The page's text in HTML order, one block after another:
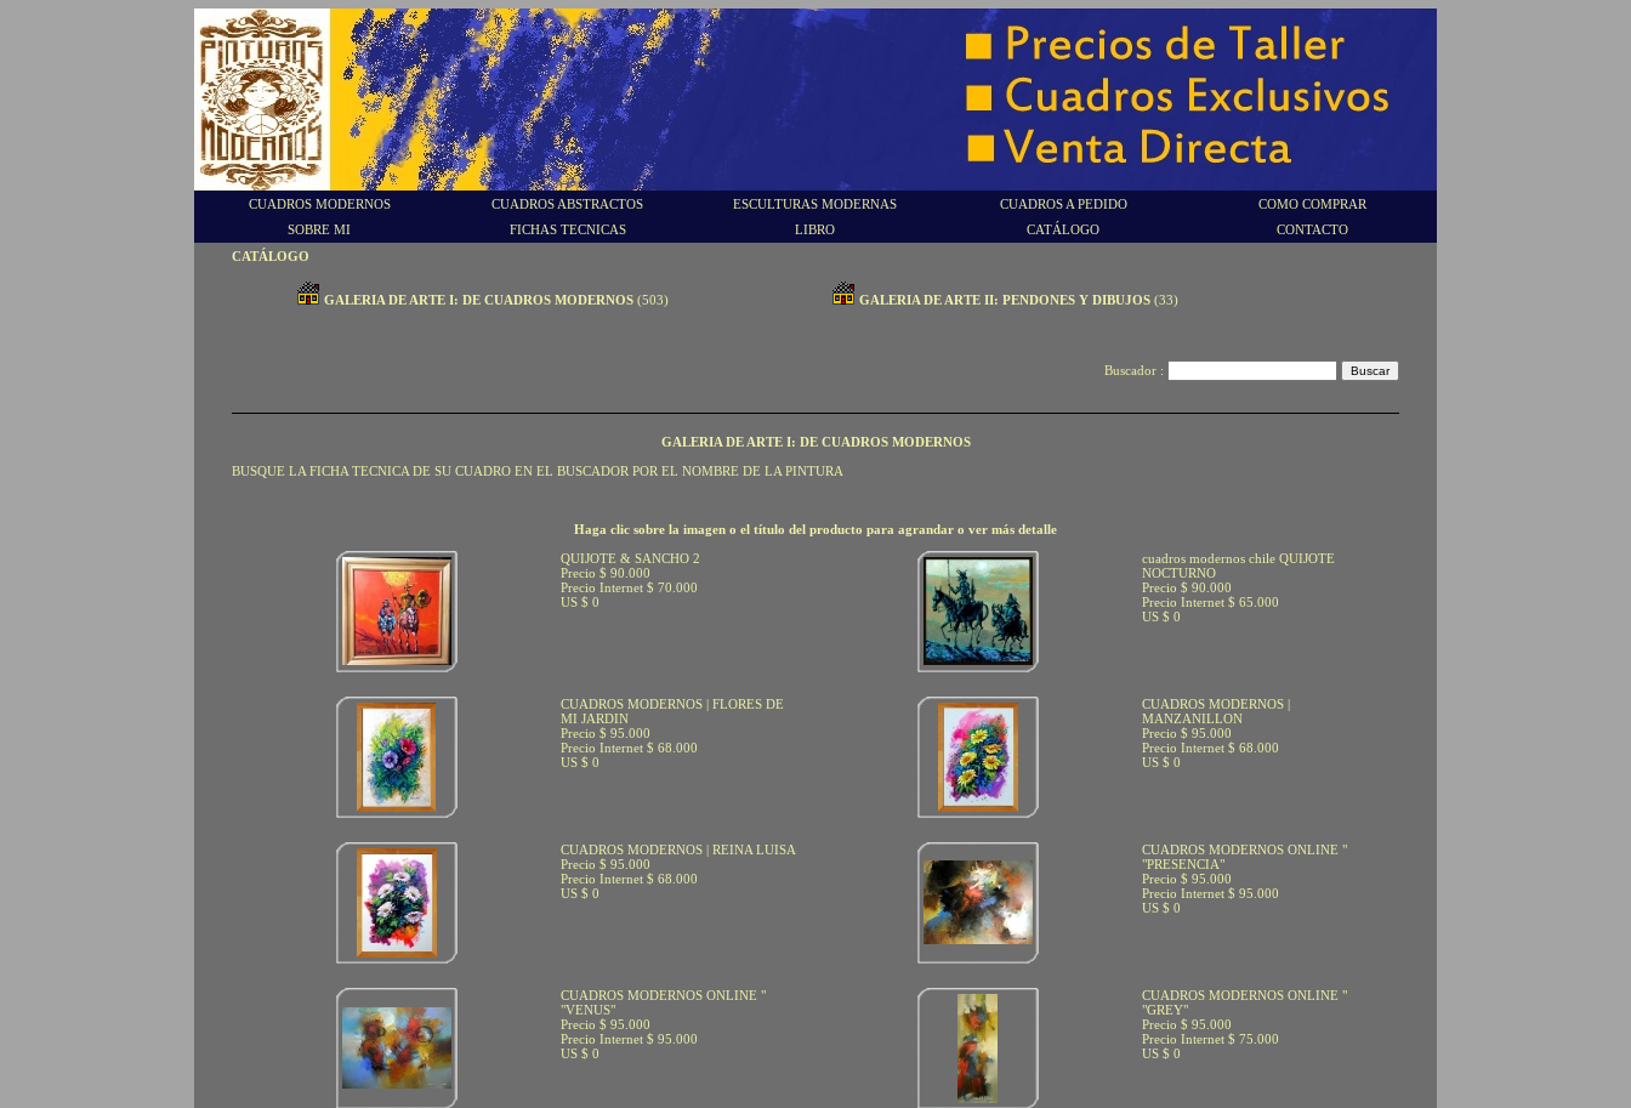
CUADROS MODERNOS CUADROS ABSTRACTOS ESCULTURAS MODERNAS CUADROS A PEDIDO
COMO COMPRAR
SOBRE MI
FICHAS TECNICAS LIBRO CATÁLOGO
CONTACTO
CATÁLOGO
GALERIA DE ARTE I: DE CUADROS MODERNOS(503) GALERIA DE ARTE II: PENDONES Y DIBUJOS(33)
Buscador :
GALERIA DE ARTE I: DE CUADROS MODERNOS
BUSQUE LA FICHA TECNICA DE SU CUADRO EN EL BUSCADOR POR EL NOMBRE DE LA PINTURA
Haga clic sobre la imagen o el título del producto para agrandar o ver más detalle
QUIJOTE & SANCHO 2
Precio $ 90.000
Precio Internet $ 70.000
US $ 0
cuadros modernos chile QUIJOTE
NOCTURNO
Precio $ 90.000
Precio Internet $ 65.000
US $ 0
CUADROS MODERNOS | FLORES DE
MI JARDIN
Precio $ 95.000
Precio Internet $ 68.000
US $ 0
CUADROS MODERNOS |
MANZANILLON
Precio $ 95.000
Precio Internet $ 68.000
US $ 0
CUADROS MODERNOS | REINA LUISA
Precio $ 95.000
Precio Internet $ 68.000
US $ 0
CUADROS MODERNOS ONLINE "
"PRESENCIA"
Precio $ 95.000
Precio Internet $ 95.000
US $ 0
CUADROS MODERNOS ONLINE "
"VENUS"
Precio $ 95.000
Precio Internet $ 95.000
US $ 0
CUADROS MODERNOS ONLINE "
"GREY"
Precio $ 95.000
Precio Internet $ 75.000
US $ 0